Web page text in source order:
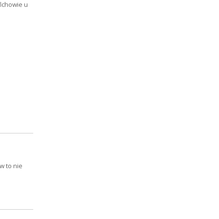
u
to nie